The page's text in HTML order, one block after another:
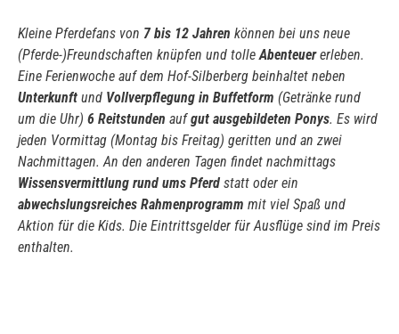
Kleine Pferdefans von 7 bis 12 Jahren können bei uns neue
(Pferde-)Freundschaften knüpfen und tolleAbenteuererleben.
Eine Ferienwoche auf dem Hof-Silberberg beinhaltet neben
Unterkunft und Vollverpflegung in Buffetform (Getränke rund
um die Uhr) 6 Reitstunden aufgut ausgebildeten Ponys. Es wird
jeden Vormittag (Montag bis Freitag) geritten und an zwei
Nachmittagen. An den anderen Tagen findet nachmittags
Wissensvermittlung rund ums Pferd statt oder ein
abwechslungsreiches Rahmenprogramm mit viel Spaß und
Aktion für die Kids. Die Eintrittsgelder für Ausflüge sind im Preis
enthalten.